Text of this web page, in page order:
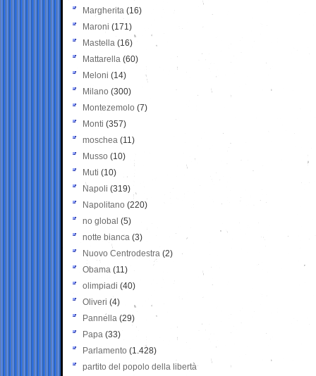
Margherita (16)
Maroni (171)
Mastella (16)
Mattarella (60)
Meloni (14)
Milano (300)
Montezemolo (7)
Monti (357)
moschea (11)
Musso (10)
Muti (10)
Napoli (319)
Napolitano (220)
no global (5)
notte bianca (3)
Nuovo Centrodestra (2)
Obama (11)
olimpiadi (40)
Oliveri (4)
Pannella (29)
Papa (33)
Parlamento (1.428)
partito del popolo della libertà